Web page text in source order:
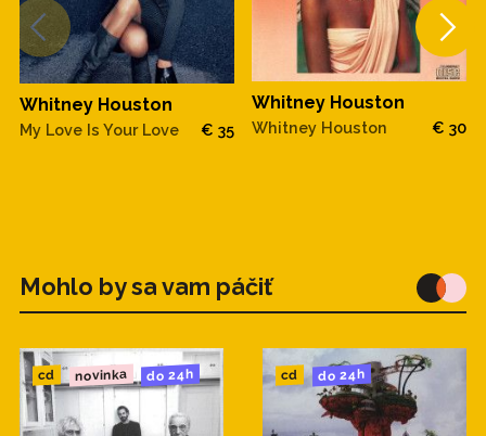
Whitney Houston
My Love Is Your Love € 35
Whitney Houston
Whitney Houston € 30
Mohlo by sa vam páčiť
cd novinka do 24h cd do 24h